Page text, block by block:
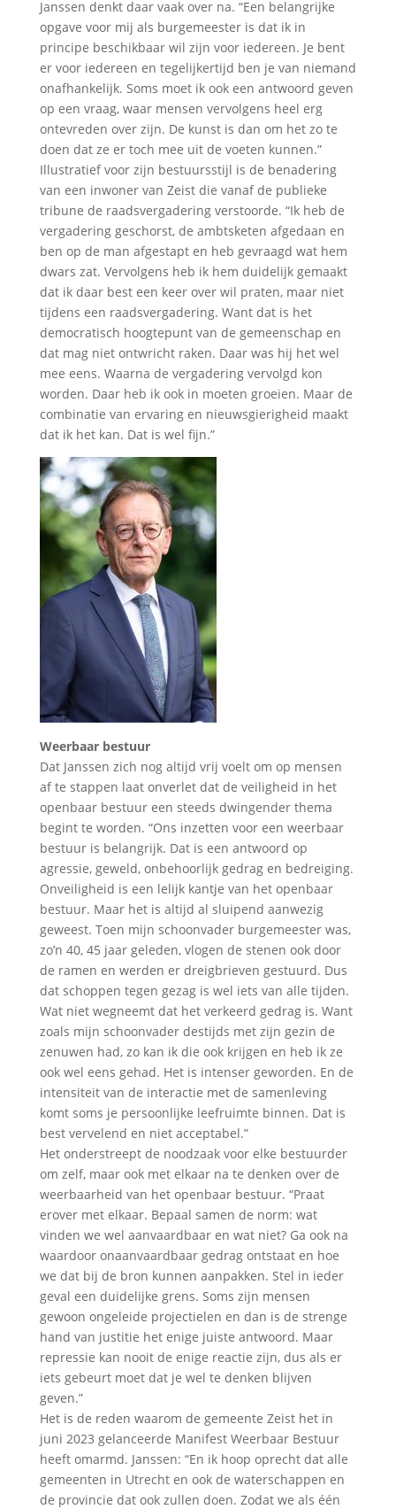
Janssen denkt daar vaak over na. “Een belangrijke
opgave voor mij als burgemeester is dat ik in
principe beschikbaar wil zijn voor iedereen. Je bent
er voor iedereen en tegelijkertijd ben je van niemand
onafhankelijk. Soms moet ik ook een antwoord geven
op een vraag, waar mensen vervolgens heel erg
ontevreden over zijn. De kunst is dan om het zo te
doen dat ze er toch mee uit de voeten kunnen.”
Illustratief voor zijn bestuursstijl is de benadering
van een inwoner van Zeist die vanaf de publieke
tribune de raadsvergadering verstoorde. “Ik heb de
vergadering geschorst, de ambtsketen afgedaan en
ben op de man afgestapt en heb gevraagd wat hem
dwars zat. Vervolgens heb ik hem duidelijk gemaakt
dat ik daar best een keer over wil praten, maar niet
tijdens een raadsvergadering. Want dat is het
democratisch hoogtepunt van de gemeenschap en
dat mag niet ontwricht raken. Daar was hij het wel
mee eens. Waarna de vergadering vervolgd kon
worden. Daar heb ik ook in moeten groeien. Maar de
combinatie van ervaring en nieuwsgierigheid maakt
dat ik het kan. Dat is wel fijn.”
Weerbaar bestuur
Dat Janssen zich nog altijd vrij voelt om op mensen
af te stappen laat onverlet dat de veiligheid in het
openbaar bestuur een steeds dwingender thema
begint te worden. “Ons inzetten voor een weerbaar
bestuur is belangrijk. Dat is een antwoord op
agressie, geweld, onbehoorlijk gedrag en bedreiging.
Onveiligheid is een lelijk kantje van het openbaar
bestuur. Maar het is altijd al sluipend aanwezig
geweest. Toen mijn schoonvader burgemeester was,
zo’n 40, 45 jaar geleden, vlogen de stenen ook door
de ramen en werden er dreigbrieven gestuurd. Dus
dat schoppen tegen gezag is wel iets van alle tijden.
Wat niet wegneemt dat het verkeerd gedrag is. Want
zoals mijn schoonvader destijds met zijn gezin de
zenuwen had, zo kan ik die ook krijgen en heb ik ze
ook wel eens gehad. Het is intenser geworden. En de
intensiteit van de interactie met de samenleving
komt soms je persoonlijke leefruimte binnen. Dat is
best vervelend en niet acceptabel.”
Het onderstreept de noodzaak voor elke bestuurder
om zelf, maar ook met elkaar na te denken over de
weerbaarheid van het openbaar bestuur. “Praat
erover met elkaar. Bepaal samen de norm: wat
vinden we wel aanvaardbaar en wat niet? Ga ook na
waardoor onaanvaardbaar gedrag ontstaat en hoe
we dat bij de bron kunnen aanpakken. Stel in ieder
geval een duidelijke grens. Soms zijn mensen
gewoon ongeleide projectielen en dan is de strenge
hand van justitie het enige juiste antwoord. Maar
repressie kan nooit de enige reactie zijn, dus als er
iets gebeurt moet dat je wel te denken blijven
geven.”
Het is de reden waarom de gemeente Zeist het in
juni 2023 gelanceerde Manifest Weerbaar Bestuur
heeft omarmd. Janssen: “En ik hoop oprecht dat alle
gemeenten in Utrecht en ook de waterschappen en
de provincie dat ook zullen doen. Zodat we als één